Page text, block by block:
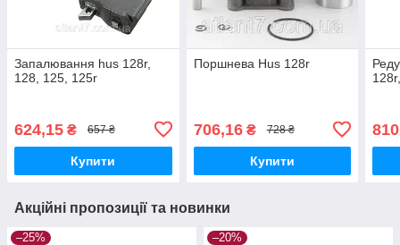
Запалювання hus 128r,
128, 125, 125r
624,15 ₴ 657 ₴
Купити
Поршнева Hus 128r
706,16₴ 728 ₴
Купити
810
Акційні пропозиції та новинки
–25% –20%